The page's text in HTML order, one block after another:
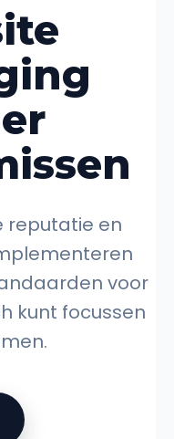
reputatie en
voor
kunt focussen